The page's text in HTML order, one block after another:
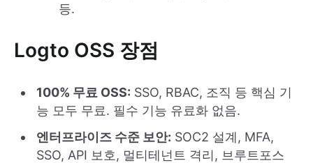
등.
Logto OSS 장점
100% 무료 OSS: SSO, RBAC, 조직 등 핵심 기
능 모두 무료. 필수 기능 유료화 없음.
엔터프라이즈 수준 보안: SOC2 설계, MFA,
SSO, API 보호, 멀티테넌트 격리, 브루트포스